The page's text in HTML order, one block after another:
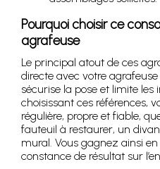
Pourquoi choisir ce
agrafeuse
Le principal atout de ces
directe avec votre
sécurise la pose et limite les
choisissant ces références,
régulière, propre et fiable,
fauteuil à restaurer, un
mural. Vous gagnez ainsi
constance de résultat sur